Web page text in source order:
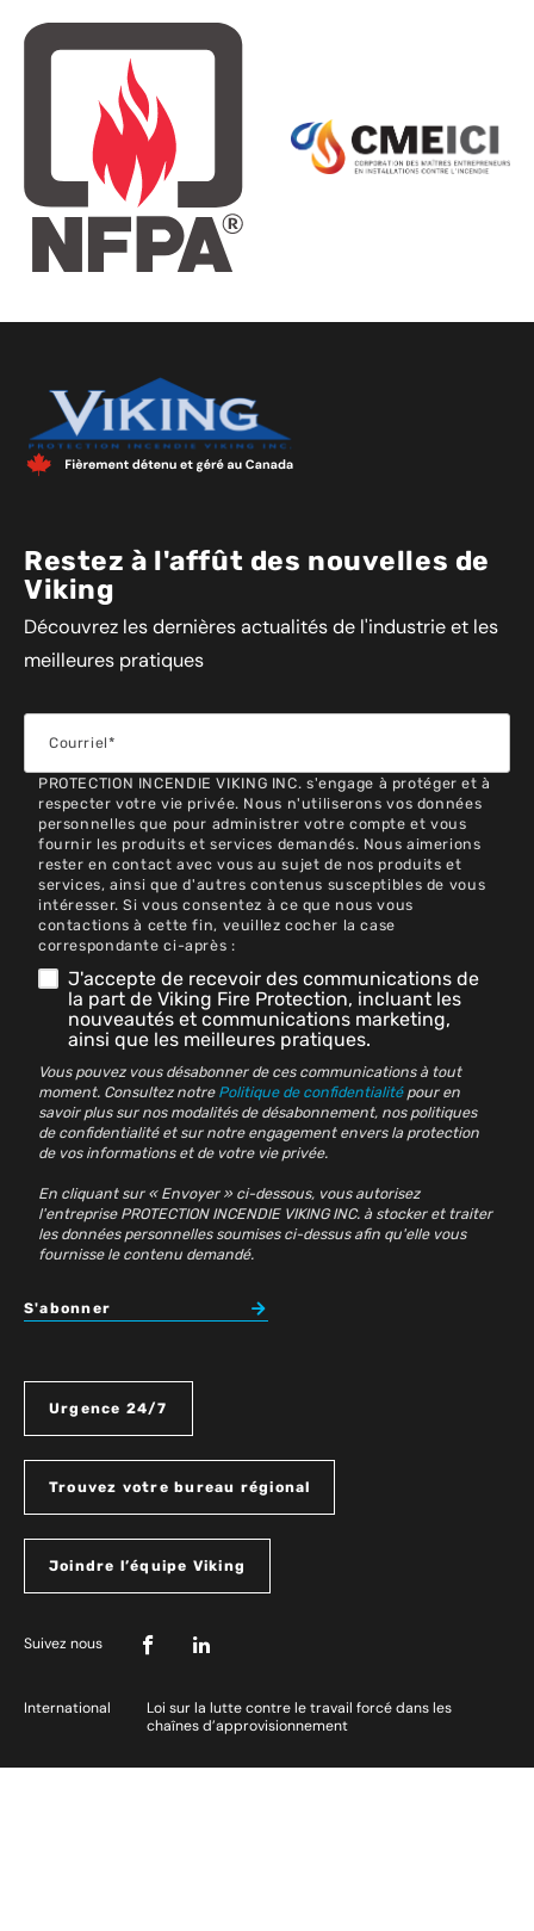
Urgence 24/7
Trouvez votre bureau régional
Joindre l’équipe Viking
Suivez nous
International
Loi sur la lutte contre le travail forcé dans les
chaînes d’approvisionnement
Restez à l'affût des nouvelles de
Viking
Découvrez les dernières actualités de l'industrie et les
meilleures pratiques
PROTECTION INCENDIE VIKING INC. s'engage à protéger et à
respecter votre vie privée. Nous n'utiliserons vos données
personnelles que pour administrer votre compte et vous
fournir les produits et services demandés. Nous aimerions
rester en contact avec vous au sujet de nos produits et
services, ainsi que d'autres contenus susceptibles de vous
intéresser. Si vous consentez à ce que nous vous
contactions à cette fin, veuillez cocher la case
correspondante ci-après :
J'accepte de recevoir des communications de
la part de Viking Fire Protection, incluant les
nouveautés et communications marketing,
ainsi que les meilleures pratiques.
Vous pouvez vous désabonner de ces communications à tout
moment. Consultez notre Politique de confidentialitépour en
savoir plus sur nos modalités de désabonnement, nos politiques
de confidentialité et sur notre engagement envers la protection
de vos informations et de votre vie privée.
En cliquant sur « Envoyer » ci-dessous, vous autorisez
l'entreprise PROTECTION INCENDIE VIKING INC. à stocker et traiter
les données personnelles soumises ci-dessus afin qu'elle vous
fournisse le contenu demandé.
S'abonner